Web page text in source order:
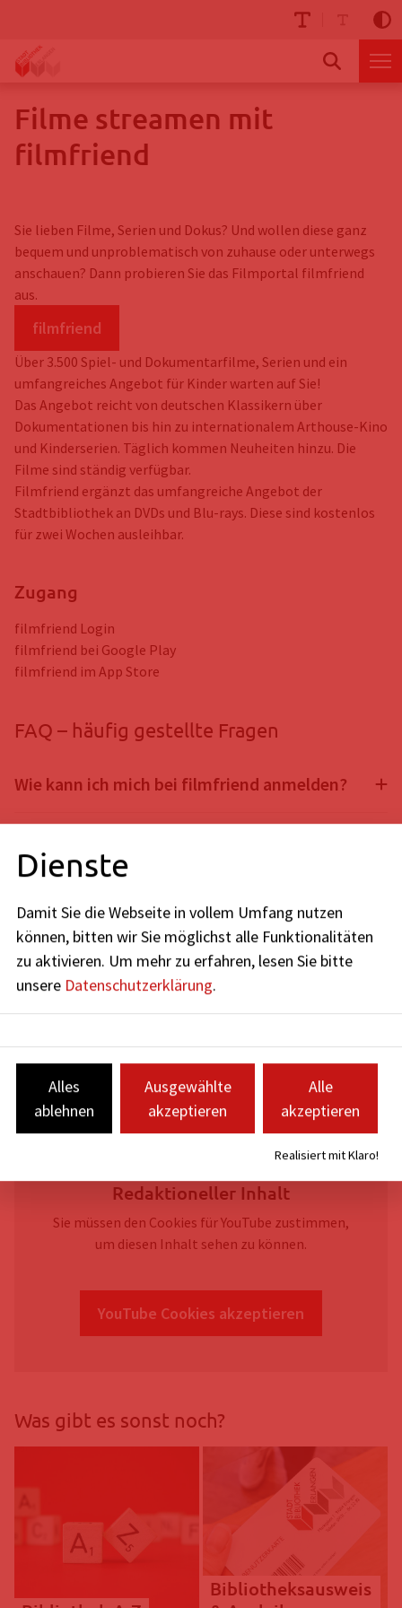
Filme streamen mit
filmfriend
Sie lieben Filme, Serien und Dokus? Und wollen diese ganz
bequem und unproblematisch von zuhause oder unterwegs
anschauen? Dann probieren Sie das Filmportal filmfriend
aus.
filmfriend
Über 3.500 Spiel- und Dokumentarfilme, Serien und ein
umfangreiches Angebot für Kinder warten auf Sie!
Das Angebot reicht von deutschen Klassikern über
Dokumentationen bis hin zu internationalem Arthouse-Kino
und Kinderserien. Täglich kommen Neuheiten hinzu. Die
Filme sind ständig verfügbar.
Filmfriend ergänzt das umfangreiche Angebot der
Stadtbibliothek an DVDs und Blu-rays. Diese sind kostenlos
für zwei Wochen ausleihbar.
Zugang
filmfriend Login
filmfriend bei Google Play
filmfriend im App Store
FAQ – häufig gestellte Fragen
Wie kann ich mich bei filmfriend anmelden?
filmfriend abspielen?
Weitere Informationen
Schritt-für-Schritt-Anleitung mit Bildern
Kontaktformular
Trailer zu filmfriend
Redaktioneller Inhalt
Sie müssen den Cookies für YouTube zustimmen,
um diesen Inhalt sehen zu können.
YouTube Cookies akzeptieren
Was gibt es sonst noch?
Bibliotheksausweis
Dienste
Damit Sie die Webseite in vollem Umfang nutzen
können, bitten wir Sie möglichst alle Funktionalitäten
zu aktivieren. Um mehr zu erfahren, lesen Sie bitte
unsere Datenschutzerklärung.
Alles
ablehnen
Ausgewählte
akzeptieren
Alle
akzeptieren
Realisiert mit Klaro!